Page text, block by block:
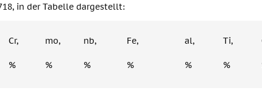
in der Tabelle dargestellt:
Cr,
%
mo,
%
nb,
%
Fe,
%
al,
%
Ti,
%